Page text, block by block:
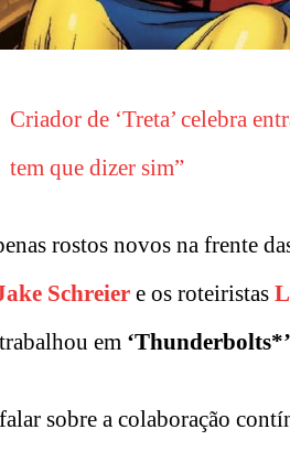
Criador de ‘Treta’ celebra
tem que dizer sim”
rostos novos na frente
Schreier e os roteiristas
em ‘Thunderbolts*’
sobre a colaboração